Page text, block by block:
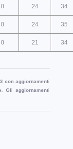
0 24
34
0 24
35
0 21 34
con aggiornamenti
Gli aggiornamenti